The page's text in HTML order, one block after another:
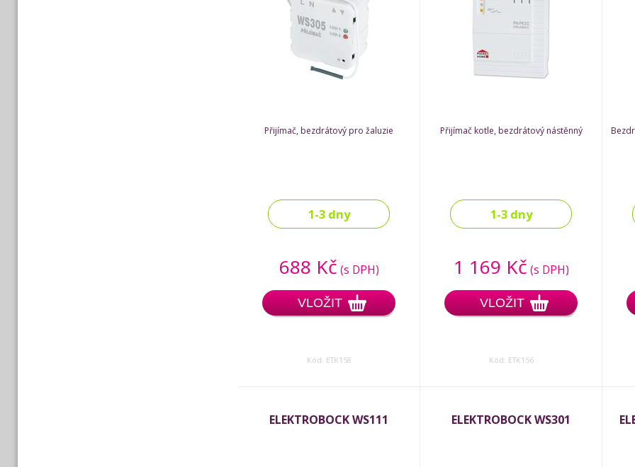
Přijímač, bezdrátový pro žaluzie
1-3 dny
688 Kč (s DPH)
VLOŽIT
Kód: ETK158
Přijímač kotle, bezdrátový nástěnný
1-3 dny
1 169 Kč (s DPH)
VLOŽIT
Kód: ETK156
ELEKTROBOCK WS111 ELEKTROBOCK WS301